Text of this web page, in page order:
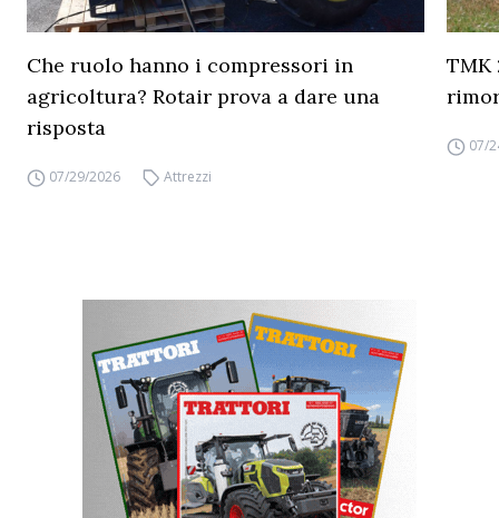
Che ruolo hanno i compressori in
agricoltura? Rotair prova a dare una
risposta
07/29/2026 Attrezzi
TMK
07/